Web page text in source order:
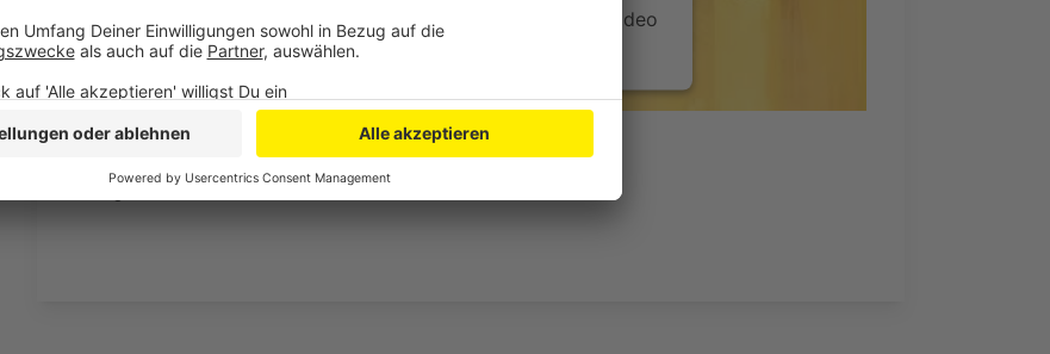
Nutzung des Service zu, um dieses Video
Akzeptieren
powered byUsercentrics Consent Management
Zoe Wees - Third Wheel